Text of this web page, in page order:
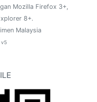
Mozilla Firefox 3+,
8+.
Malaysia
v5